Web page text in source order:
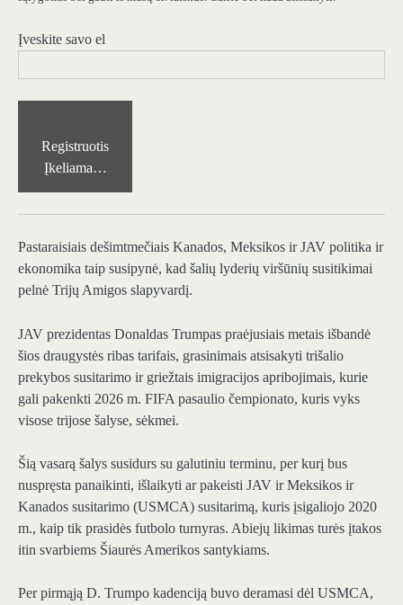
Įveskite savo el
Registruotis
Įkeliama…
Pastaraisiais dešimtmečiais Kanados, Meksikos ir JAV politika ir
ekonomika taip susipynė, kad šalių lyderių viršūnių susitikimai
pelnė Trijų Amigos slapyvardį.
JAV prezidentas Donaldas Trumpas praėjusiais metais išbandė
šios draugystės ribas tarifais, grasinimais atsisakyti trišalio
prekybos susitarimo ir griežtais imigracijos apribojimais, kurie
gali pakenkti 2026 m. FIFA pasaulio čempionato, kuris vyks
visose trijose šalyse, sėkmei.
Šią vasarą šalys susidurs su galutiniu terminu, per kurį bus
nuspręsta panaikinti, išlaikyti ar pakeisti JAV ir Meksikos ir
Kanados susitarimo (USMCA) susitarimą, kuris įsigaliojo 2020
m., kaip tik prasidės futbolo turnyras. Abiejų likimas turės įtakos
itin svarbiems Šiaurės Amerikos santykiams.
Per pirmąją D. Trumpo kadenciją buvo deramasi dėl USMCA,